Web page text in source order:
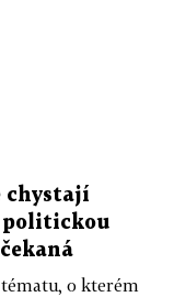
chystají
politickou
o kterém